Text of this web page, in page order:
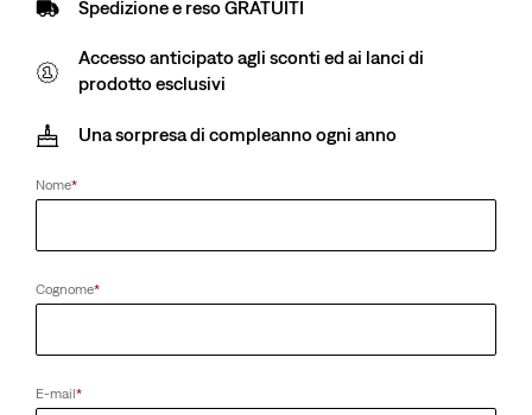
Spedizione e reso GRATUITI
Accesso anticipato agli sconti ed ai lanci di
prodotto esclusivi
Una sorpresa di compleanno ogni anno
Nome*
Cognome*
E-mail*